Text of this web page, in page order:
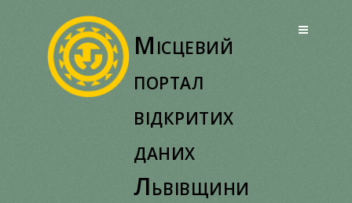
Місцевий
портал
відкритих
даних
Львівщини